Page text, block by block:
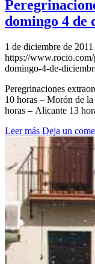
domingo 4 de
1 de diciembre de 2011
https://
domingo-4-de-
Peregrinaciones
10 horas – Morón de
horas – Alicante 13
Leer más Deja un